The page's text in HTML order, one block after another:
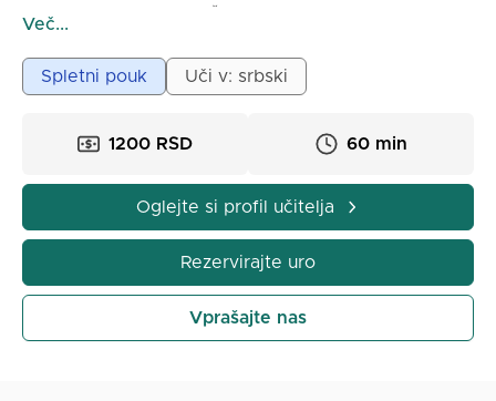
Zoom, Google Meet). Že nekaj let uspešno vodim
na pisne, kontrolne, izpite in kolokvijum. Naloge, ki
jih delamo, so prilagojene šolskemu programu.
Več...
Spletni pouk Uči v: srbski
1200 RSD 60 min
Oglejte si profil učitelja
Rezervirajte uro
Vprašajte nas